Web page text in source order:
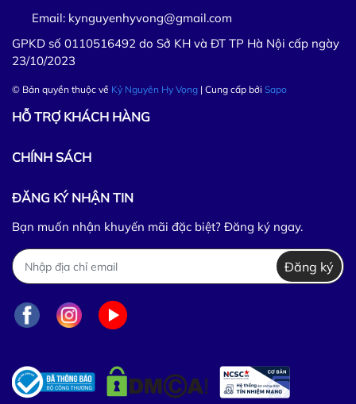
Email: kynguyenhyvong@gmail.com
GPKD số 0110516492 do Sở KH và ĐT TP Hà Nội cấp ngày
23/10/2023
© Bản quyền thuộc về Kỷ Nguyên Hy Vọng | Cung cấp bởi Sapo
HỖ TRỢ KHÁCH HÀNG
CHÍNH SÁCH
ĐĂNG KÝ NHẬN TIN
Bạn muốn nhận khuyến mãi đặc biệt? Đăng ký ngay.
Đăng ký